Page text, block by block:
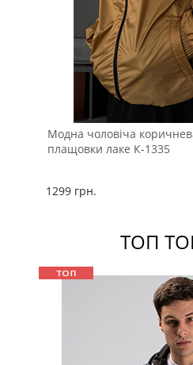
Модна чоловіча
плащовки лаке К-1335
1299 грн.
ТОП